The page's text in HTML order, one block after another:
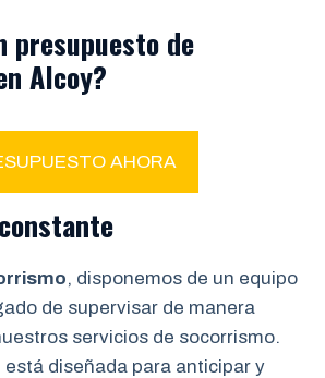
presupuesto de
Alcoy?
AHORA
, disponemos de un equipo
de supervisar de manera
servicios de socorrismo.
diseñada para anticipar y